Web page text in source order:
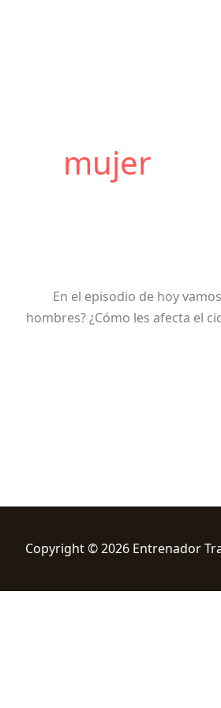
mujer
En el episodio de hoy
hombres? ¿Cómo les afecta el
Copyright © 2026 Entrenador